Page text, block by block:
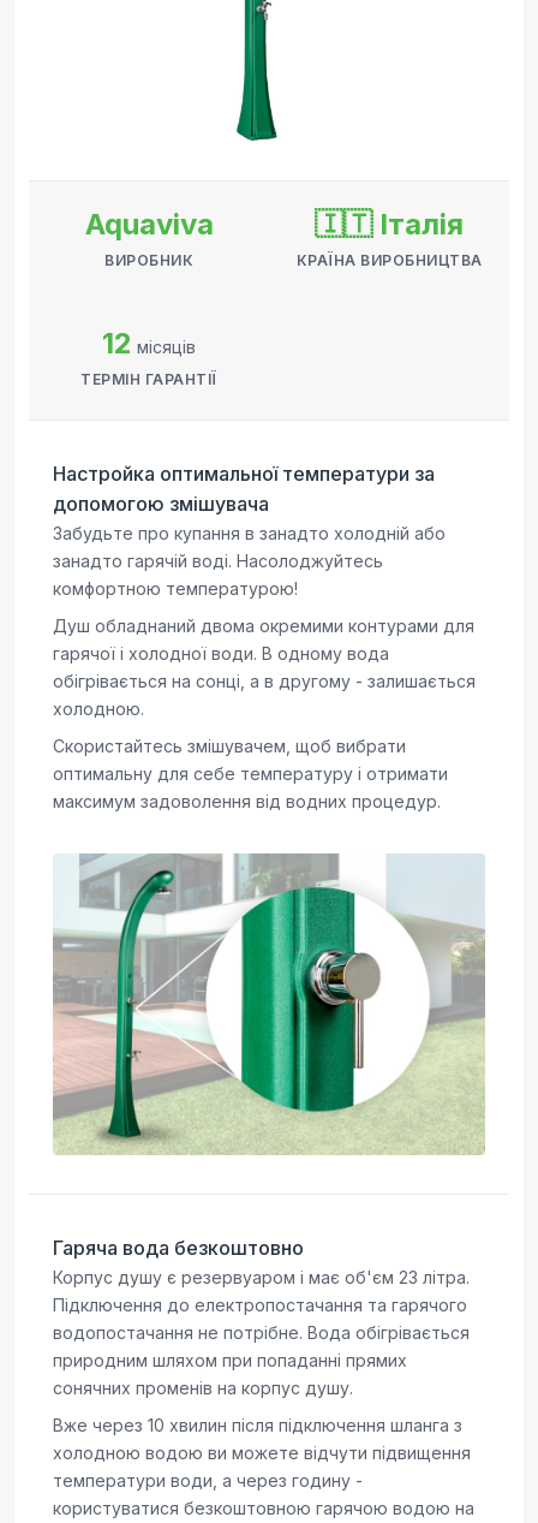
Aquaviva
ВИРОБНИК
🇮🇹 Італія
КРАЇНА ВИРОБНИЦТВА
12 місяців
ТЕРМІН ГАРАНТІЇ
Настройка оптимальної температури за
допомогою змішувача
Забудьте про купання в занадто холодній або
занадто гарячій воді. Насолоджуйтесь
комфортною температурою!
Душ обладнаний двома окремими контурами для
гарячої і холодної води. В одному вода
обігрівається на сонці, а в другому - залишається
холодною.
Скористайтесь змішувачем, щоб вибрати
оптимальну для себе температуру і отримати
максимум задоволення від водних процедур.
Гаряча вода безкоштовно
Корпус душу є резервуаром і має об'єм 23 літра.
Підключення до електропостачання та гарячого
водопостачання не потрібне. Вода обігрівається
природним шляхом при попаданні прямих
сонячних променів на корпус душу.
Вже через 10 хвилин після підключення шланга з
холодною водою ви можете відчути підвищення
температури води, а через годину -
користуватися безкоштовною гарячою водою на